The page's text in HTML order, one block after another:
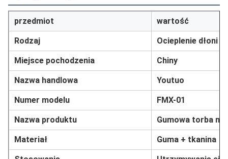
przedmiot wartość
Rodzaj Ocieplenie dłoni
Miejsce pochodzenia Chiny
Nazwa handlowa Youtuo
Numer modelu FMX-01
Nazwa produktu Gumowa torba na
Materiał Guma + tkanina